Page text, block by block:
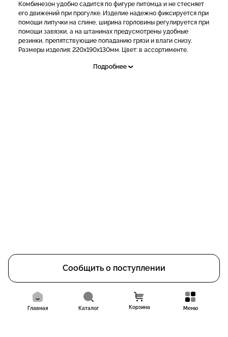
Комбинезон удобно садится по фигуре питомца и не стесняет
его движений при прогулке. Изделие надежно фиксируется при
помощи липучки на спине, ширина горловины регулируется при
помощи завязки, а на штанинах предусмотрены удобные
резинки, препятствующие попаданию грязи и влаги снизу.
Размеры изделия: 220х190х130мм. Цвет: в ассортименте.
Подробнее
Сообщить о поступлении
Главная Каталог Корзина Меню